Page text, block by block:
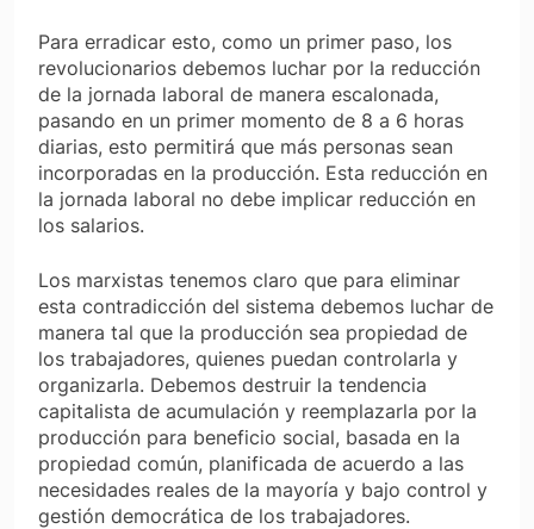
Para erradicar esto, como un primer paso, los
revolucionarios debemos luchar por la reducción
de la jornada laboral de manera escalonada,
pasando en un primer momento de 8 a 6 horas
diarias, esto permitirá que más personas sean
incorporadas en la producción. Esta reducción en
la jornada laboral no debe implicar reducción en
los salarios.
Los marxistas tenemos claro que para eliminar
esta contradicción del sistema debemos luchar de
manera tal que la producción sea propiedad de
los trabajadores, quienes puedan controlarla y
organizarla. Debemos destruir la tendencia
capitalista de acumulación y reemplazarla por la
producción para beneficio social, basada en la
propiedad común, planificada de acuerdo a las
necesidades reales de la mayoría y bajo control y
gestión democrática de los trabajadores.